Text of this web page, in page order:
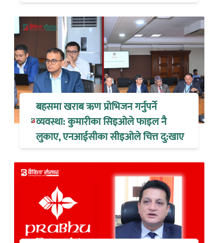
बहसमा खराब ऋण प्रोभिजन गर्नुपर्ने
व्यवस्था: कुमारीका सिइओले फाइल नै
लुकाए, एनआईसीका सीइओले चित्त दु:खाए